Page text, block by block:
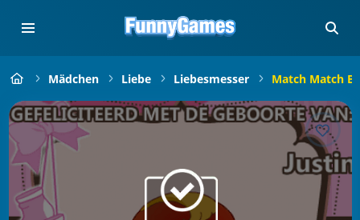
Mädchen Liebe Liebesmesser Match Match